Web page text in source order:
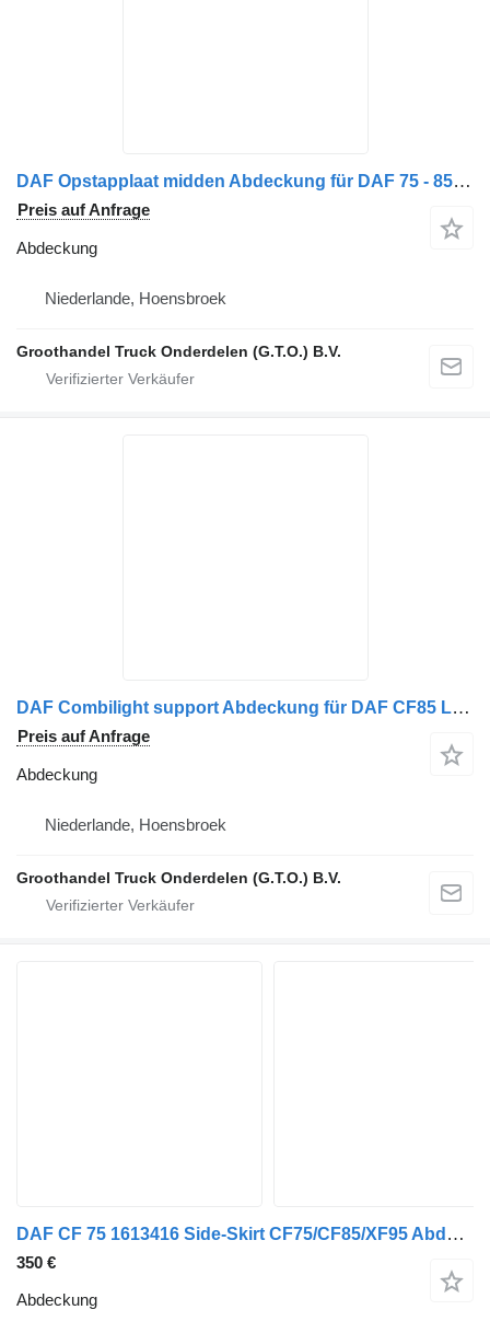
DAF Opstapplaat midden Abdeckung für DAF 75 - 85 CF, XF 95, CF 75 - 85, XF105, CF 75IV LKW
Preis auf Anfrage
Abdeckung
Niederlande, Hoensbroek
Groothandel Truck Onderdelen (G.T.O.) B.V.
DAF Combilight support Abdeckung für DAF CF85 LKW
Preis auf Anfrage
Abdeckung
Niederlande, Hoensbroek
Groothandel Truck Onderdelen (G.T.O.) B.V.
DAF CF 75 1613416 Side-Skirt CF75/CF85/XF95 Abdeckung für LKW
350 €
Abdeckung